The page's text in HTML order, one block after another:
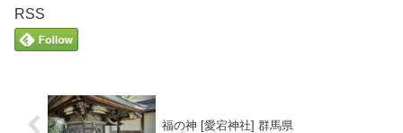
RSS
福の神 [愛宕神社] 群馬県